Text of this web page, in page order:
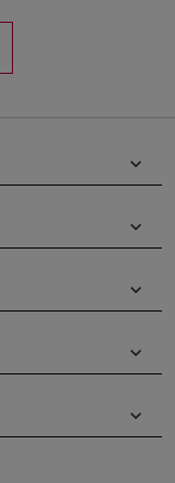
keyboard_arrow_down
keyboard_arrow_down
keyboard_arrow_down
keyboard_arrow_down
keyboard_arrow_down